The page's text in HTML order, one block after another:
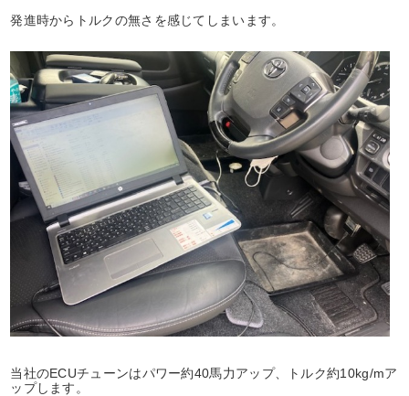
発進時からトルクの無さを感じてしまいます。
当社のECUチューンはパワー約40馬力アップ、トルク約10kg/mア
ップします。